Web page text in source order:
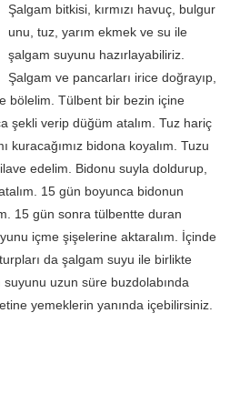
Şalgam bitkisi, kırmızı havuç, bulgur
unu, tuz, yarım ekmek ve su ile
şalgam suyunu hazırlayabiliriz.
Şalgam ve pancarları irice doğrayıp,
bölelim. Tülbent bir bezin içine
şekli verip düğüm atalım. Tuz hariç
kuracağımız bidona koyalım. Tuzu
edelim. Bidonu suyla doldurup,
15 gün boyunca bidonun
15 gün sonra tülbentte duran
içme şişelerine aktaralım. İçinde
da şalgam suyu ile birlikte
uzun süre buzdolabında
yemeklerin yanında içebilirsiniz.